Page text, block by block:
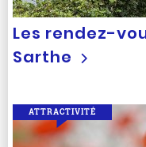
Les rendez-
Sarthe
ATTRACTIVITÉ